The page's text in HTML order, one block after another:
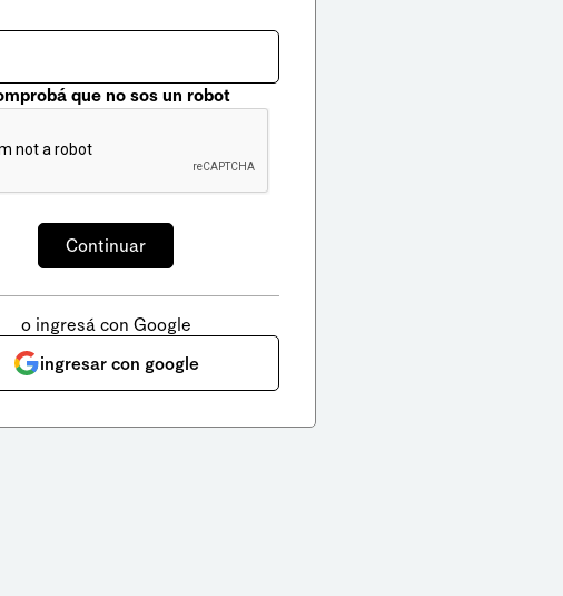
que no sos un robot
o ingresá con Google
ingresar con google